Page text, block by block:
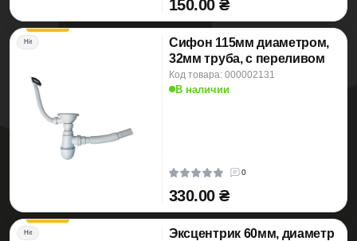
150.00 ₴
Hit
Сифон 115мм диаметром,
32мм труба, с переливом
Код товара: 000002131
В наличии
0
330.00 ₴
Hit
Эксцентрик 60мм, диаметр